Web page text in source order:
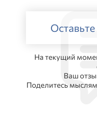
На текущий
Ваш
Поделитесь